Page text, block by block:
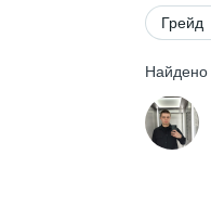
Грейд
Найдено